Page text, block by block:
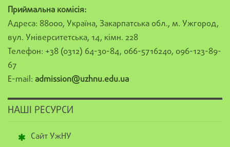
Приймальна комісія:
Адреса: 88000, Україна, Закарпатська обл., м. Ужгород,
вул. Університетська, 14, кімн. 228
Телефон: +38 (0312) 64-30-84, 066-5716240, 096-123-89-
67
E-mail: admission@uzhnu.edu.ua
НАШІ РЕСУРСИ
Сайт УжНУ